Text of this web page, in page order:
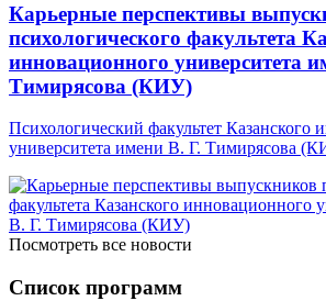
Карьерные перспективы
психологического факультета
инновационного университета
Тимирясова (КИУ)
Психологический факультет Казанского
университета имени В. Г. Тимирясова
Посмотреть все новости
Список программ